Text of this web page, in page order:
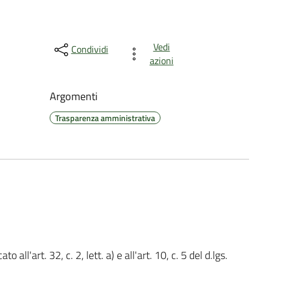
Condividi
Vedi
azioni
Argomenti
Trasparenza amministrativa
all'art. 32, c. 2, lett. a) e all'art. 10, c. 5 del d.lgs.